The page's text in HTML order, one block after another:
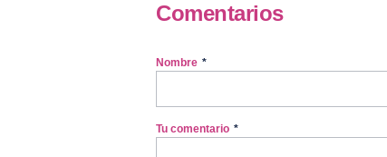
Comentarios
Nombre *
Tu comentario *